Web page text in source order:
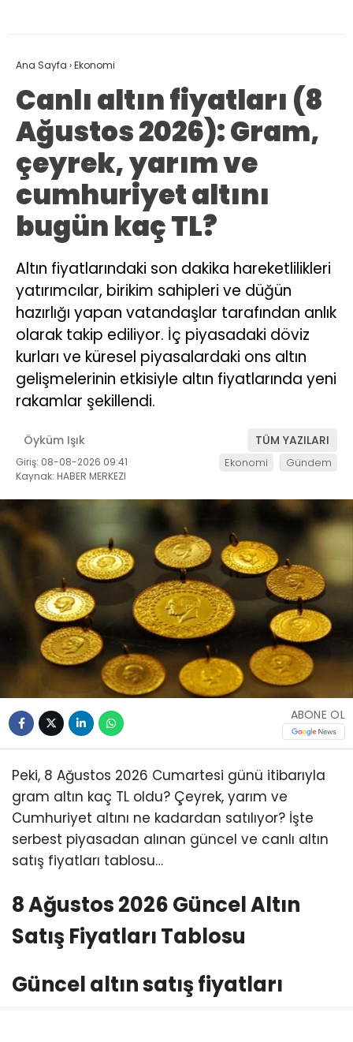
Ana Sayfa ›Ekonomi
Canlı altın fiyatları (8
Ağustos 2026): Gram,
çeyrek, yarım ve
cumhuriyet altını
bugün kaç TL?
Altın fiyatlarındaki son dakika hareketlilikleri
yatırımcılar, birikim sahipleri ve düğün
hazırlığı yapan vatandaşlar tarafından anlık
olarak takip ediliyor. İç piyasadaki döviz
kurları ve küresel piyasalardaki ons altın
gelişmelerinin etkisiyle altın fiyatlarında yeni
rakamlar şekillendi.
Öyküm Işık TÜM YAZILARI
Giriş: 08-08-2026 09:41
Kaynak: HABER MERKEZI
Ekonomi Gündem
ABONE OL
Peki, 8 Ağustos 2026 Cumartesi günü itibarıyla
gram altın kaç TL oldu? Çeyrek, yarım ve
Cumhuriyet altını ne kadardan satılıyor? İşte
serbest piyasadan alınan güncel ve canlı altın
satış fiyatları tablosu…
8 Ağustos 2026 Güncel Altın
Satış Fiyatları Tablosu
Güncel altın satış fiyatları